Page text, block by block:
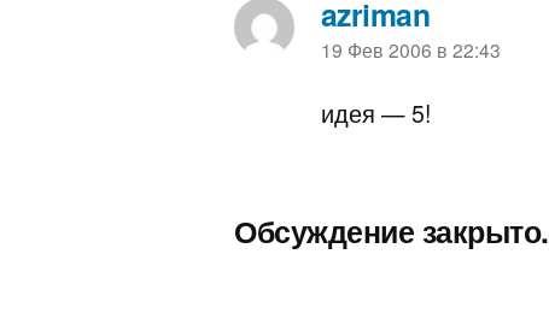
azriman
пишет:
19 Фев 2006 в 22:43
идея — 5!
Обсуждение закрыто.